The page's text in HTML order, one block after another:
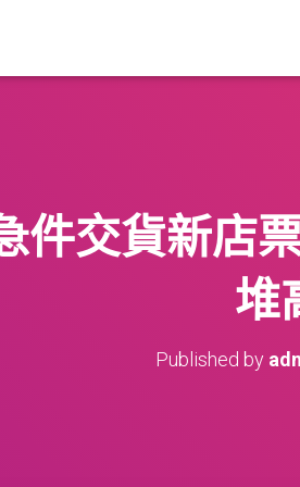
件交貨新店
堆
Published by